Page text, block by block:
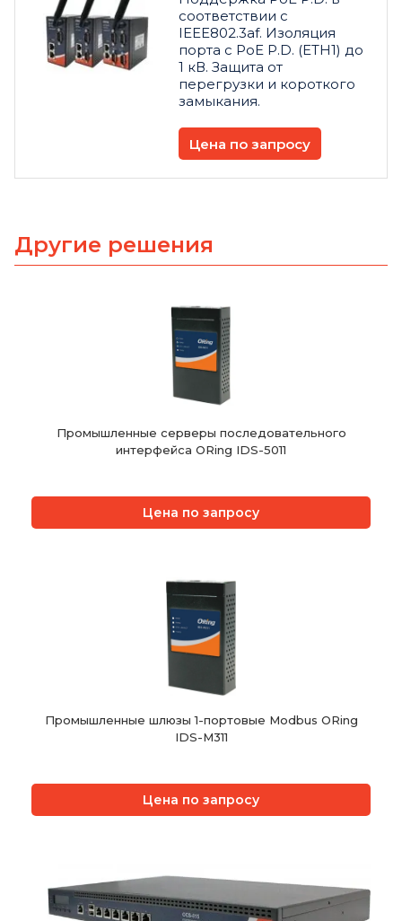
соответствии с
IEEE802.3af. Изоляция
порта с PoE P.D. (ETH1) до
1 кВ. Защита от
перегрузки и короткого
замыкания.
Цена по запросу
Другие решения
Промышленные серверы последовательного
интерфейса ORing IDS-5011
Цена по запросу
Промышленные шлюзы 1-портовые Modbus ORing
IDS-M311
Цена по запросу